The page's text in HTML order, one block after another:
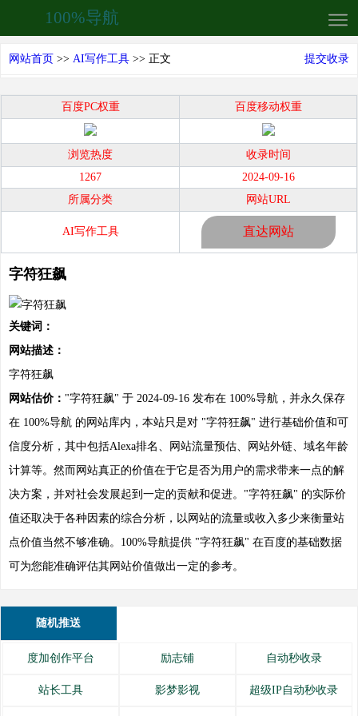
100%导航
网站首页 >> AI写作工具 >> 正文 提交收录
百度PC权重 百度移动权重
浏览热度
收录时间
1267
2024-09-16
所属分类
网站URL
AI写作工具 直达网站
字符狂飙
关键词：
网站描述：
字符狂飙
网站估价： "字符狂飙" 于 2024-09-16 发布在 100%导航，并永久保存
在 100%导航 的网站库内，本站只是对 "字符狂飙" 进行基础价值和可
信度分析，其中包括Alexa排名、网站流量预估、网站外链、域名年龄
计算等。然而网站真正的价值在于它是否为用户的需求带来一点的解
决方案，并对社会发展起到一定的贡献和促进。"字符狂飙" 的实际价
值还取决于各种因素的综合分析，以网站的流量或收入多少来衡量站
点价值当然不够准确。100%导航提供 "字符狂飙" 在百度的基础数据
可为您能准确评估其网站价值做出一定的参考。
随机推送
度加创作平台 励志铺 自动秒收录
站长工具 影梦影视 超级IP自动秒收录